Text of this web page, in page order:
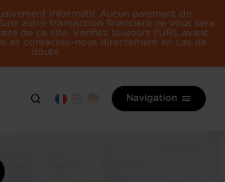
informatif. Aucun paiement de
autre transaction financière ne vous sera
de ce site. Vérifiez toujours l'URL avant
et contactez-nous directement en cas de
doute.
Navigation